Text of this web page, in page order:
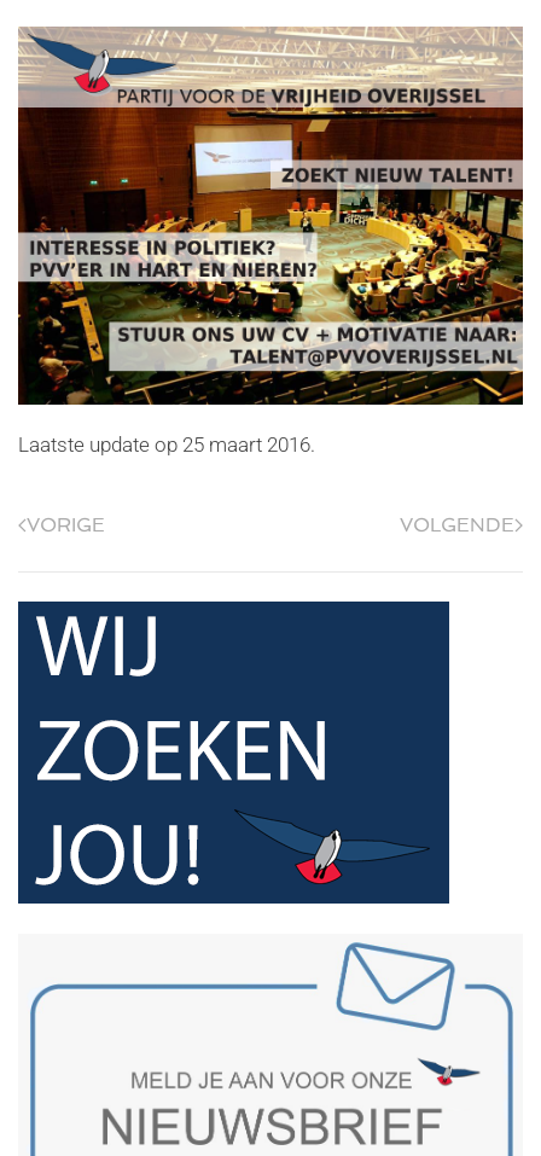
Laatste update op 25 maart 2016.
VORIGE VOLGENDE